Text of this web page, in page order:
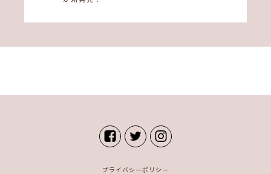
プライバシーポリシー